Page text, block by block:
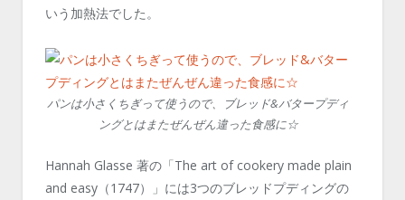
いう加熱法でした。
パンは小さくちぎって使うので、ブレッド&バタープディ
ングとはまたぜんぜん違った食感に☆
Hannah Glasse 著の「The art of cookery made plain
and easy（1747）」には3つのブレッドプディングの